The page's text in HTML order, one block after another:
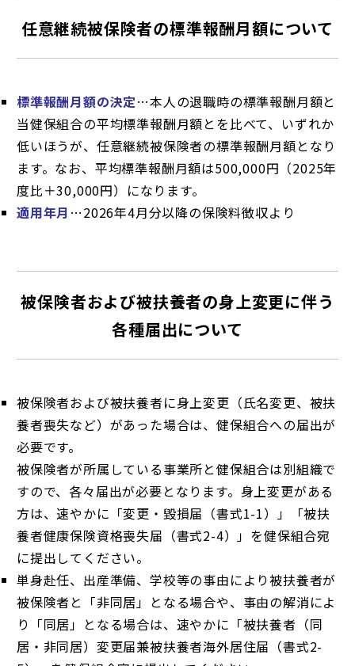
任意継続被保険者の標準報酬月額について
標準報酬月額の決定…本人の退職時の標準報酬月額と
当健保組合の平均標準報酬月額とを比べて、いずれか
低いほうが、任意継続被保険者の標準報酬月額となり
ます。なお、平均標準報酬月額は500,000円（2025年
度比＋30,000円）になります。
適用年月 …2026年4月分以降の保険料徴収より
被保険者および被扶養者の身上変更に伴う
各種届出について
被保険者および被扶養者に身上変更（氏名変更、被扶
養者喪失など）があった場合は、健保組合への届出が
必要です。
被保険者が所属している事業所と健保組合は別組織で
すので、各々届出が必要となります。身上変更がある
方は、速やかに「変更・毀損届（書式1-1）」「被扶
養者健康保険資格喪失届（書式2-4）」を健保組合宛
に提出してください。
単身赴任、出産準備、学校等の事由により被扶養者が
被保険者と「非同居」となる場合や、事由の解消によ
り「同居」となる場合は、速やかに「被扶養者（同
居・非同居）変更届兼被扶養者海外居住届（書式2-